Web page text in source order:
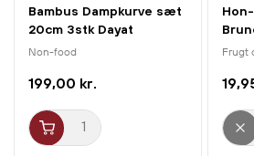
Bambus Dampkurve sæt
20cm 3stk Dayat
Non-food
199,00 kr.
Frugt